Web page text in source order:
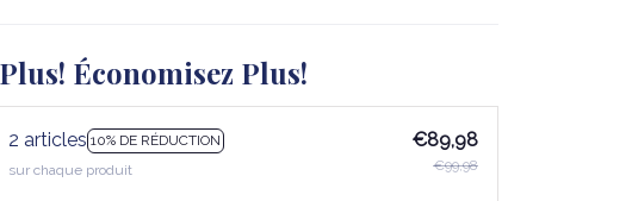
Économisez Plus!
2 articles 10% DE RÉDUCTION
sur chaque produit
€89,98
€99,98